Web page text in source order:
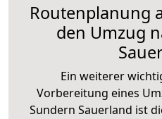
Routenplanung
den Umzug
Ein weiterer
Vorbereitung eines
Sundern Sauerland ist